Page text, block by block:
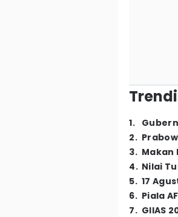
1.
2.
3. Makan
4. Nilai
5. 17
6. Piala
7. GIIAS